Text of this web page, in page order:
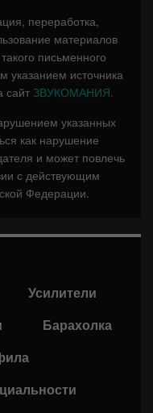
переработка,
материалов
письменного
указанием источника
сайт ЗВУКОМАНИЯ.
указанных
как нарушение
и может повлечь
с действующим
Федерации.
Усилители
Барахолка